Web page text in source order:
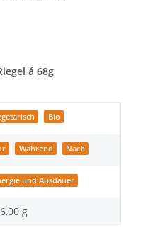
á 68g
Bio
Während Nach
und Ausdauer
g